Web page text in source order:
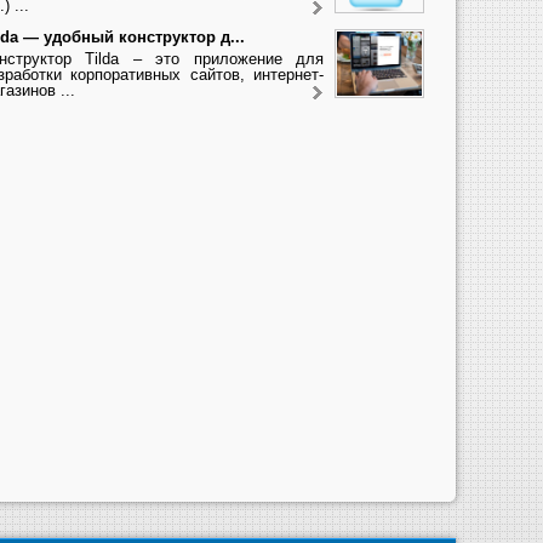
...
— удобный конструктор д...
Tilda – это приложение для
корпоративных сайтов, интернет-
...